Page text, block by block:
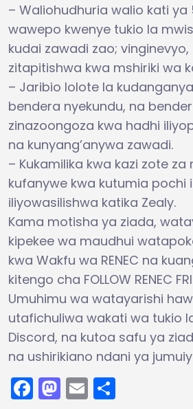
– Waliohudhuria walio kati ya
wawepo kwenye tukio la
kudai zawadi zao;
zitapitishwa kwa mshiriki wa
– Jaribio lolote la
bendera nyekundu, na
zinazoongoza kwa hadhi
na kunyang’anywa zawadi.
– Kukamilika kwa kazi zote
kufanywe kwa kutumia pochi
iliyowasilishwa katika Zealy.
Kama motisha ya ziada,
kipekee wa maudhui
kwa Wakfu wa RENEC na
kitengo cha FOLLOW RENEC
Umuhimu wa watayarishi
utafichuliwa wakati wa tukio
Discord, na kutoa safu ya
na ushirikiano ndani ya
Facebook
Mastodon
Email